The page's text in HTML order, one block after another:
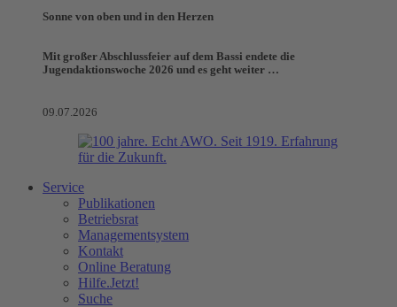
Sonne von oben und in den Herzen
Mit großer Abschlussfeier auf dem Bassi endete die
Jugendaktionswoche 2026 und es geht weiter …
09.07.2026
Service
Publikationen
Betriebsrat
Managementsystem
Kontakt
Online Beratung
Hilfe.Jetzt!
Suche